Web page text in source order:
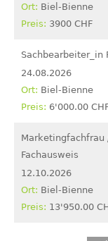
Biel-Bienne
3900 CHF
Sachbearbeiter_in
24.08.2026
Biel-Bienne
6'000.00
Fachausweis
12.10.2026
Biel-Bienne
13'950.00